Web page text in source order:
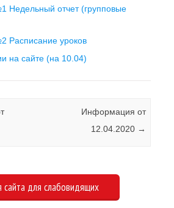
Недельный отчет (групповые
Расписание уроков
на сайте (на 10.04)
Информация от
12.04.2020 →
сайта для слабовидящих